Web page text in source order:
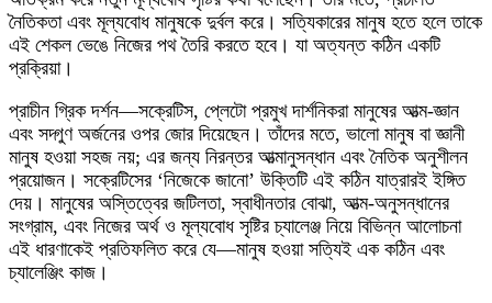
নৈতিকতা এবং মূল্যবোধ মানুষকে দুর্বল করে। সত্যিকারের মানুষ হতে হলে তাকে
এই শেকল ভেঙে নিজের পথ তৈরি করতে হবে। যা অত্যন্ত কঠিন একটি
প্রক্রিয়া।
প্রাচীন গ্রিক দর্শন—সক্রেটিস, প্লেটো প্রমুখ দার্শনিকরা মানুষের আত্ম-জ্ঞান
এবং সদ্গুণ অর্জনের ওপর জোর দিয়েছেন। তাঁদের মতে, ভালো মানুষ বা জ্ঞানী
মানুষ হওয়া সহজ নয়; এর জন্য নিরন্তর আত্মানুসন্ধান এবং নৈতিক অনুশীলন
প্রয়োজন। সক্রেটিসের ‘নিজেকে জানো’ উক্তিটি এই কঠিন যাত্রারই ইঙ্গিত
দেয়। মানুষের অস্তিত্বের জটিলতা, স্বাধীনতার বোঝা, আত্ম-অনুসন্ধানের
সংগ্রাম, এবং নিজের অর্থ ও মূল্যবোধ সৃষ্টির চ্যালেঞ্জ নিয়ে বিভিন্ন আলোচনা
এই ধারণাকেই প্রতিফলিত করে যে—মানুষ হওয়া সত্যিই এক কঠিন এবং
চ্যালেঞ্জিং কাজ।